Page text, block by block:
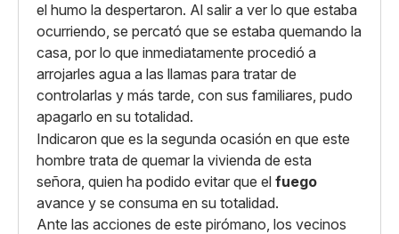
el humo la despertaron. Al salir a ver lo que estaba
ocurriendo, se percató que se estaba quemando la
casa, por lo que inmediatamente procedió a
arrojarles agua a las llamas para tratar de
controlarlas y más tarde, con sus familiares, pudo
apagarlo en su totalidad.
Indicaron que es la segunda ocasión en que este
hombre trata de quemar la vivienda de esta
señora, quien ha podido evitar que el fuego
avance y se consuma en su totalidad.
Ante las acciones de este pirómano, los vecinos